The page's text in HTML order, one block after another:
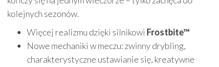
kolejnych sezonów.
Więcej realizmu dzięki silnikowi Frostbite™
Nowe mechaniki w meczu: zwinny drybling,
charakterystyczne ustawianie się, kreatywne